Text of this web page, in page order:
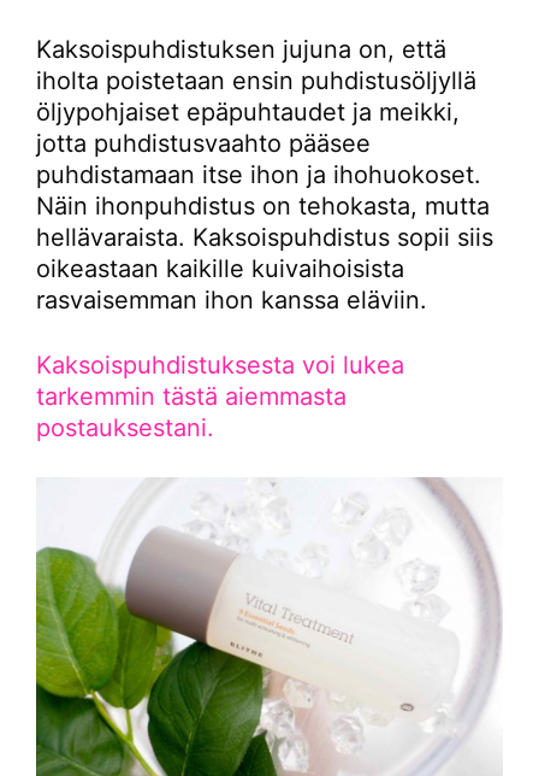
Kaksoispuhdistuksen jujuna on, että
iholta poistetaan ensin puhdistusöljyllä
öljypohjaiset epäpuhtaudet ja meikki,
jotta puhdistusvaahto pääsee
puhdistamaan itse ihon ja ihohuokoset.
Näin ihonpuhdistus on tehokasta, mutta
hellävaraista. Kaksoispuhdistus sopii siis
oikeastaan kaikille kuivaihoisista
rasvaisemman ihon kanssa eläviin.
Kaksoispuhdistuksesta voi lukea
tarkemmin tästä aiemmasta
postauksestani.